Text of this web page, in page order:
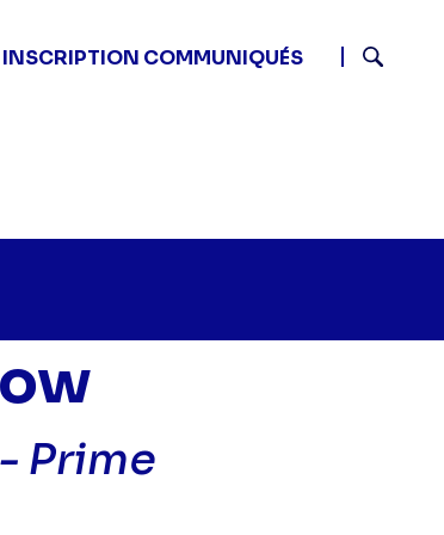
INSCRIPTION COMMUNIQUÉS
Prime